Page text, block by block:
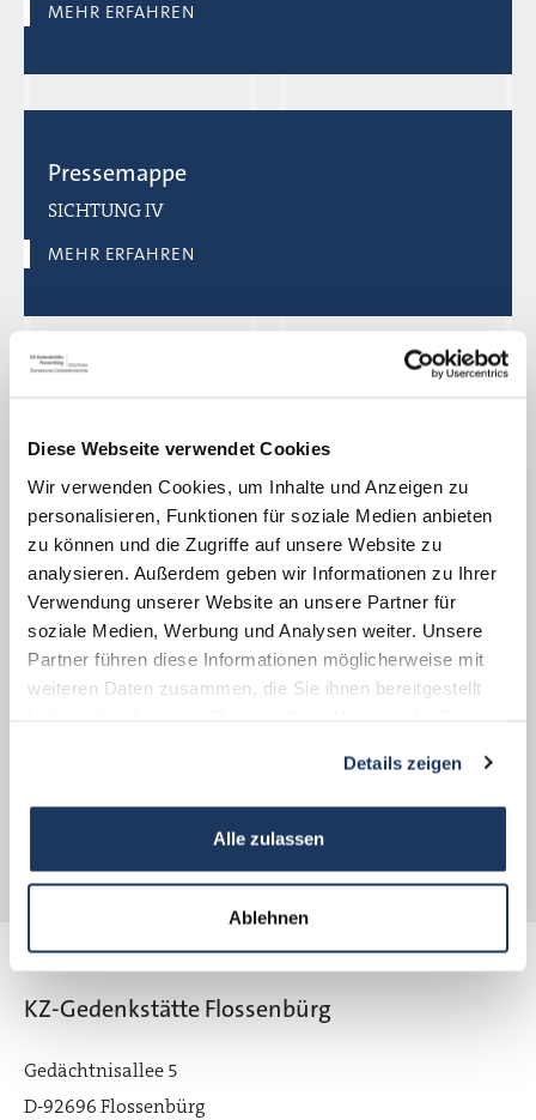
Diese Webseite verwendet Cookies
Wir verwenden Cookies, um Inhalte und Anzeigen zu
personalisieren, Funktionen für soziale Medien anbieten
zu können und die Zugriffe auf unsere Website zu
analysieren. Außerdem geben wir Informationen zu Ihrer
Verwendung unserer Website an unsere Partner für
soziale Medien, Werbung und Analysen weiter. Unsere
Partner führen diese Informationen möglicherweise mit
weiteren Daten zusammen, die Sie ihnen bereitgestellt
Details zeigen
Alle zulassen
Ablehnen
MEHR ERFAHREN
Pressemappe
SICHTUNG IV
MEHR ERFAHREN
76. Jahrestag der Befreiung - Weiterleben
MEHR ERFAHREN
Pressemappe
Wanderausstellung "Ende der Zeitzeugenschaft?"
KZ-Gedenkstätte Flossenbürg
Gedächtnisallee 5
D-92696 Flossenbürg